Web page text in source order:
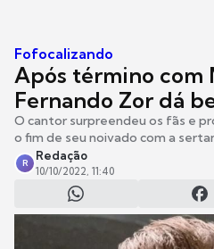
Fofocalizando
Após término com
Fernando Zor dá
O cantor surpreendeu os fãs e
o fim de seu noivado com a
R
Redação
10/10/2022, 11:40